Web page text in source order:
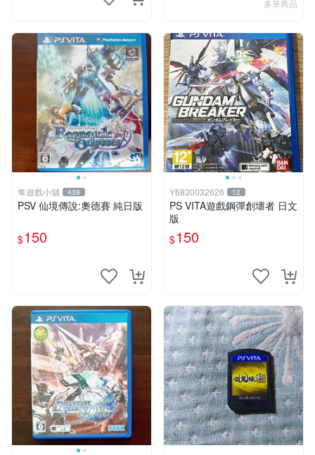
多筆商品
隼遊戲小舖 438
PSV 仙境傳說:奧德賽 純日版
$150
Y6830032626 12
PS VITA遊戲鋼彈創壞者 日文
版
$150